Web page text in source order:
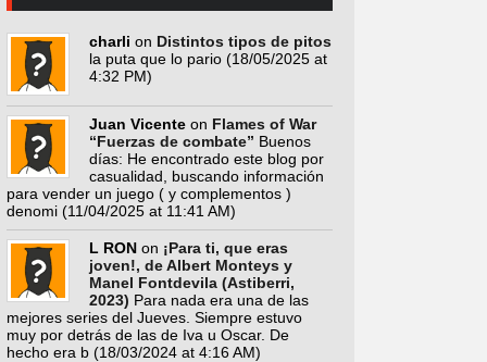
charli on Distintos tipos de pitos
la puta que lo pario (18/05/2025 at
4:32 PM)
Juan Vicente on Flames of War
“Fuerzas de combate” Buenos
días: He encontrado este blog por
casualidad, buscando información
para vender un juego ( y complementos )
denomi (11/04/2025 at 11:41 AM)
L RON on ¡Para ti, que eras
joven!, de Albert Monteys y
Manel Fontdevila (Astiberri,
2023) Para nada era una de las
mejores series del Jueves. Siempre estuvo
muy por detrás de las de Iva u Oscar. De
hecho era b (18/03/2024 at 4:16 AM)